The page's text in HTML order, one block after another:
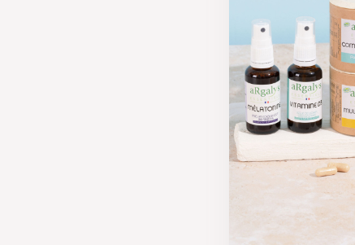
Los
Los
fórmula: